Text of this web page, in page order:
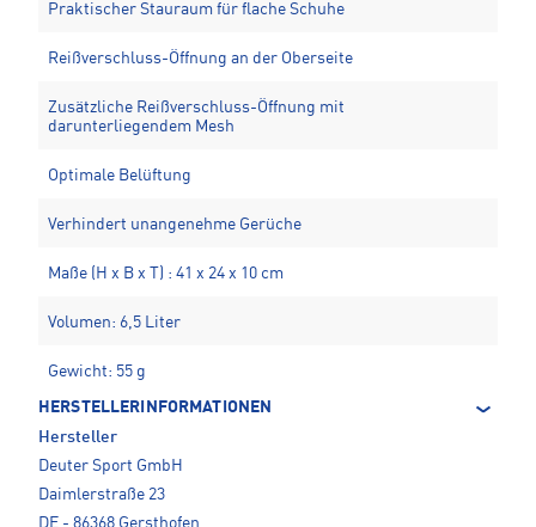
Praktischer Stauraum für flache Schuhe
Reißverschluss-Öffnung an der Oberseite
Zusätzliche Reißverschluss-Öffnung mit
darunterliegendem Mesh
Optimale Belüftung
Verhindert unangenehme Gerüche
Maße (H x B x T) : 41 x 24 x 10 cm
Volumen: 6,5 Liter
Gewicht: 55 g
HERSTELLERINFORMATIONEN
Hersteller
Deuter Sport GmbH
Daimlerstraße 23
DE - 86368 Gersthofen